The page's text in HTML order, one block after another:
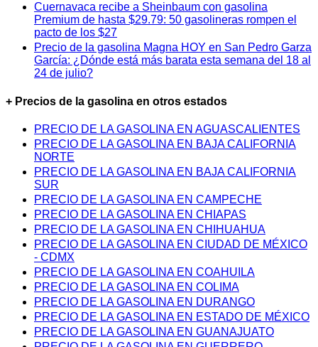
Cuernavaca recibe a Sheinbaum con gasolina
Premium de hasta $29.79: 50 gasolineras rompen el
pacto de los $27
Precio de la gasolina Magna HOY en San Pedro Garza
García: ¿Dónde está más barata esta semana del 18 al
24 de julio?
+ Precios de la gasolina en otros estados
PRECIO DE LA GASOLINA EN AGUASCALIENTES
PRECIO DE LA GASOLINA EN BAJA CALIFORNIA
NORTE
PRECIO DE LA GASOLINA EN BAJA CALIFORNIA
SUR
PRECIO DE LA GASOLINA EN CAMPECHE
PRECIO DE LA GASOLINA EN CHIAPAS
PRECIO DE LA GASOLINA EN CHIHUAHUA
PRECIO DE LA GASOLINA EN CIUDAD DE MÉXICO
- CDMX
PRECIO DE LA GASOLINA EN COAHUILA
PRECIO DE LA GASOLINA EN COLIMA
PRECIO DE LA GASOLINA EN DURANGO
PRECIO DE LA GASOLINA EN ESTADO DE MÉXICO
PRECIO DE LA GASOLINA EN GUANAJUATO